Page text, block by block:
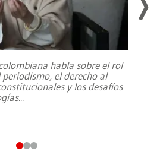
habla sobre el rol
el derecho al
y los desafíos
...